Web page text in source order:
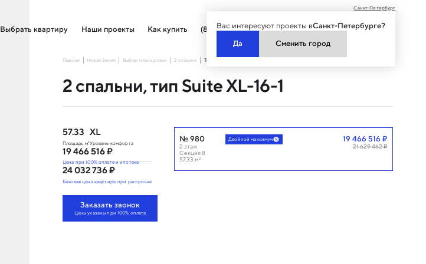
Вас интересуют проекты вСанкт-Петербурге?
Да
Сменить город
Выбрать квартиру Наши проекты Как купить (812) 677-00-00
Санкт-Петербург
Главная Новая Земля Выбор планировки 2 спальни Тип Suite XL-16-1
2 спальни, тип Suite XL-16-1
57.33
Площадь, м²
XL
Уровень комфорта
19 466 516 ₽
Цена при 100% оплатеи ипотеке
24 032 736 ₽
Базовая цена квартирыпри рассрочке
Заказать звонок
Цены указаны при 100% оплате
№980
2 этаж
Секция 8
57.33 м2
Двойной максимум 19 466 516 ₽
21 629 462₽